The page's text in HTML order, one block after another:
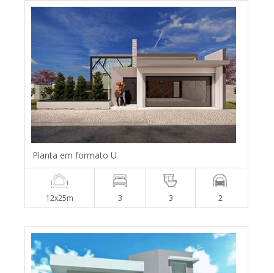
Planta em formato U
12x25m 3 3 2